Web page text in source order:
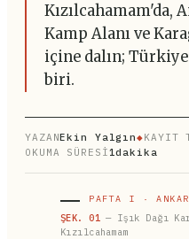
Kızılcahamam'da,
Kamp Alanı ve
içine dalın;
biri.
YAZANEkin Yalgın◆KAYIT
OKUMA SÜRESİ1dakika
PAFTA I ·
ŞEK. 01 — Işık Dağı
Kızılcahamam